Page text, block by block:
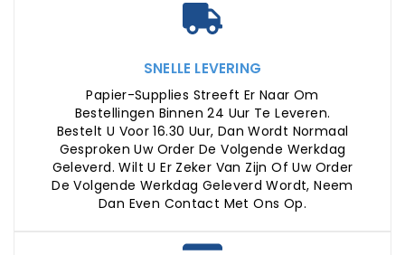
SNELLE LEVERING
Papier-Supplies Streeft Er Naar Om
Bestellingen Binnen 24 Uur Te Leveren.
Bestelt U Voor 16.30 Uur, Dan Wordt Normaal
Gesproken Uw Order De Volgende Werkdag
Geleverd. Wilt U Er Zeker Van Zijn Of Uw Order
De Volgende Werkdag Geleverd Wordt, Neem
Dan Even Contact Met Ons Op.